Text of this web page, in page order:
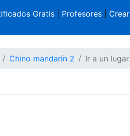
Gratis| Profesores| Crear
Chino mandarín 2 Ir a un lugar